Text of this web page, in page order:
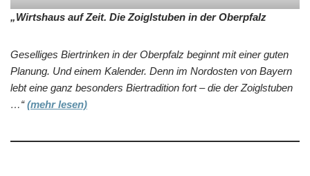
„Wirtshaus auf Zeit. Die Zoiglstuben in der Oberpfalz
Geselliges Biertrinken in der Oberpfalz beginnt mit einer guten
Planung. Und einem Kalender. Denn im Nordosten von Bayern
lebt eine ganz besonders Biertradition fort – die der Zoiglstuben
…“(mehr lesen)